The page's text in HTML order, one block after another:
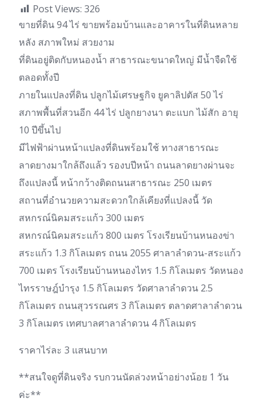
Post Views: 326
ขายที่ดิน 94 ไร่ ขายพร้อมบ้านและอาคารในที่ดินหลาย
หลัง สภาพใหม่ สวยงาม
ที่ดินอยู่ติดกับหนองน้ำ สาธารณะขนาดใหญ่ มีน้ำจืดใช้
ตลอดทั้งปี
ภายในแปลงที่ดิน ปลูกไม้เศรษฐกิจ ยูคาลิปตัส 50 ไร่
สภาพพื้นที่สวนอีก 44 ไร่ ปลูกยางนา ตะแบก ไม้สัก อายุ
10 ปีขึ้นไป
มีไฟฟ้าผ่านหน้าแปลงที่ดินพร้อมใช้ ทางสาธารณะ
ลาดยางมาใกล้ถึงแล้ว รองบปีหน้า ถนนลาดยางผ่านจะ
ถึงแปลงนี้ หน้ากว้างติดถนนสาธารณะ 250 เมตร
สถานที่อำนวยความสะดวกใกล้เคียงที่แปลงนี้ วัด
สหกรณ์นิคมสระแก้ว 300 เมตร
สหกรณ์นิคมสระแก้ว 800 เมตร โรงเรียนบ้านหนองข่า
สระแก้ว 1.3 กิโลเมตร ถนน 2055 ศาลาลำดวน-สระแก้ว
700 เมตร โรงเรียนบ้านหนองไทร 1.5 กิโลเมตร วัดหนอง
ไทรราษฎ์บำรุง 1.5 กิโลเมตร วัดศาลาลำดวน 2.5
กิโลเมตร ถนนสุวรรณศร 3 กิโลเมตร ตลาดศาลาลำดวน
3 กิโลเมตร เทศบาลศาลาลำดวน 4 กิโลเมตร
ราคาไร่ละ 3 แสนบาท
**สนใจดูที่ดินจริง รบกวนนัดล่วงหน้าอย่างน้อย 1 วัน
ค่ะ**